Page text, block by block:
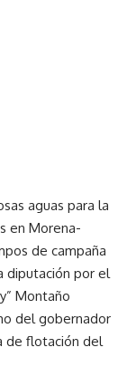
aguas para la
en Morena-
de campaña
diputación por el
Montaño
del gobernador
de flotación del